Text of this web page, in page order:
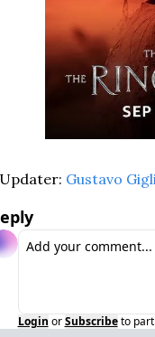
Gustavo
Login or Subscribe to